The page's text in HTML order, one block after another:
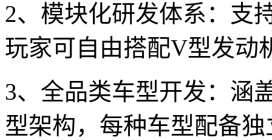
2、模块化研发体系：支
玩家可自由搭配V型发动
3、全品类车型开发：涵
型架构，每种车型配备